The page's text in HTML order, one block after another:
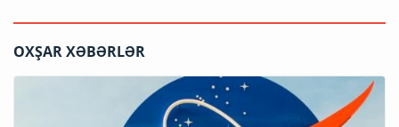
OXŞAR XƏBƏRLƏR